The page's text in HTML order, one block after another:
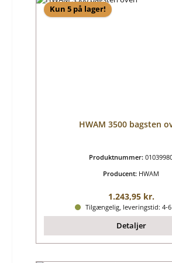
Kun 5 på lager!
HWAM 3500 bagsten
Produktnummer:
Producent: HWAM
Almindelig pris:
1.243,95 kr.
Tilgængelig, leveringstid: 4-
Detaljer